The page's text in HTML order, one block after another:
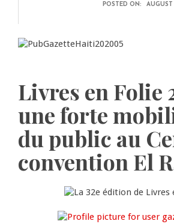
POSTED ON:
Livres en Folie
une forte
du public au
convention El